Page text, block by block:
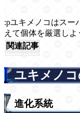
:pユキメノコはスー
えて個体を厳選しよ
関連記事
ユキメノ
進化系統